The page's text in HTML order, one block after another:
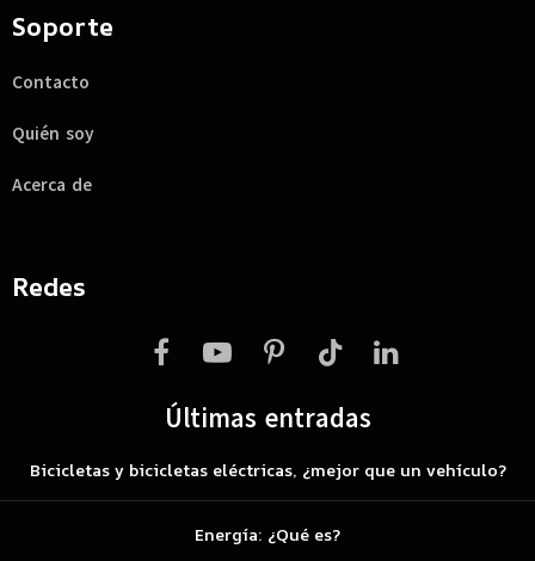
Soporte
Contacto
Quién soy
Acerca de
Redes
FacebookYouTubePinterestTikTok LinkedIn
Últimas entradas
Bicicletas y bicicletas eléctricas, ¿mejor que un vehículo?
Energía: ¿Qué es?